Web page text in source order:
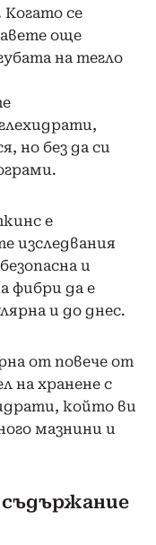
Когато се
още
на тегло
но без да си
е
изследвания
и
фибри да е
и до днес.
от повече от
на хранене с
който ви
мазнини и
съдържание